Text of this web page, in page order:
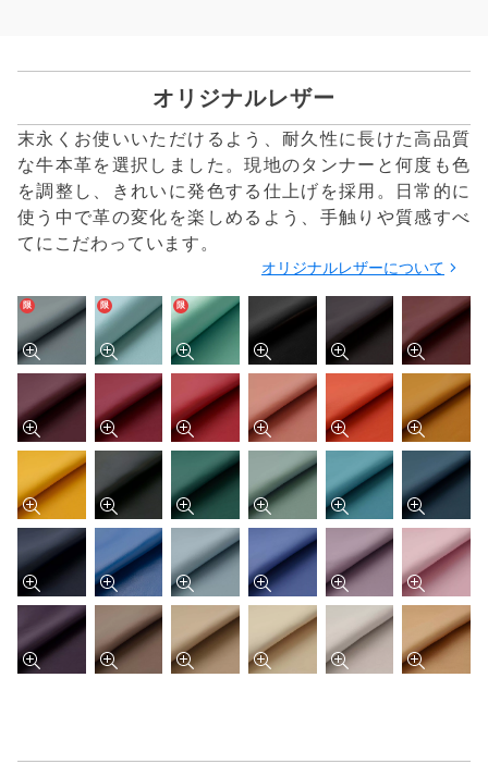
オリジナルレザー
末永くお使いいただけるよう、耐久性に長けた高品質
な牛本革を選択しました。現地のタンナーと何度も色
を調整し、きれいに発色する仕上げを採用。日常的に
使う中で革の変化を楽しめるよう、手触りや質感すべ
てにこだわっています。
オリジナルレザーについて
限 限 限